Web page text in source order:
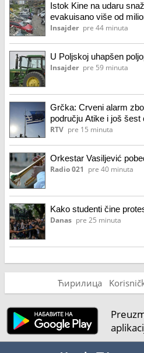
Istok Kine na udaru
evakuisano više od
Insajder pre 44 minuta
U Poljskoj uhapšen
Insajder pre 59 minuta
Grčka: Crveni alarm
području Atike i još šest
RTV pre 15 minuta
Orkestar Vasiljević
Radio 021 pre 40 minuta
Kako studenti čine
Danas pre 25 minuta
Ћирилица